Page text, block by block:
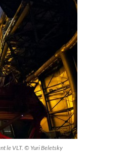
le VLT. © Yuri Beletsky